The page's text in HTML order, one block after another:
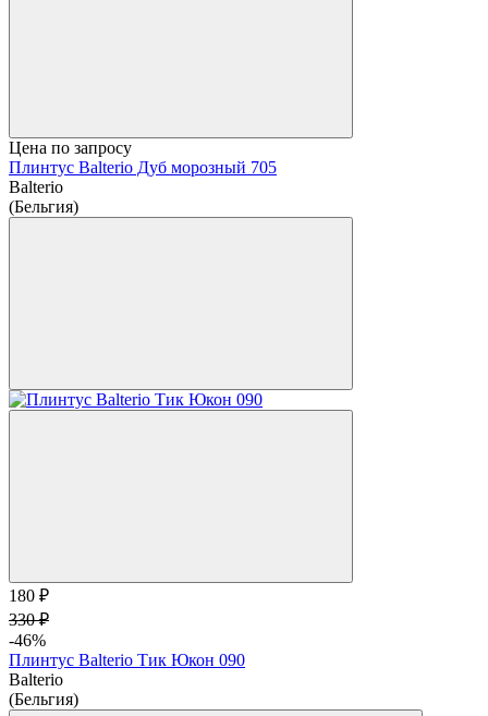
Цена по запросу
Плинтус Balterio Дуб морозный 705
Balterio
(Бельгия)
180 ₽
330 ₽
-46%
Плинтус Balterio Тик Юкон 090
Balterio
(Бельгия)